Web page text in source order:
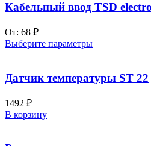
Кабельный ввод TSD electro
От: 68 ₽
Выберите параметры
Датчик температуры ST 22
1492 ₽
В корзину